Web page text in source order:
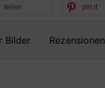
teilen pin it
Bilder Rezensionen